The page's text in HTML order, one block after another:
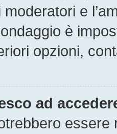
e
è
opzioni,
ad